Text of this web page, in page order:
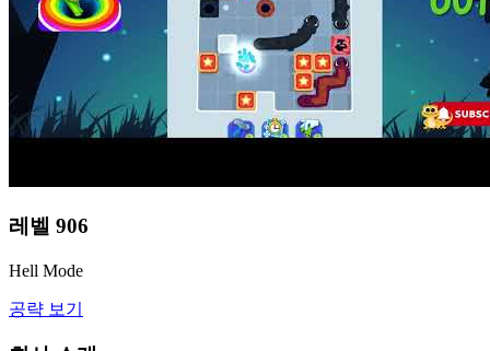
레벨 906
Hell Mode
공략 보기